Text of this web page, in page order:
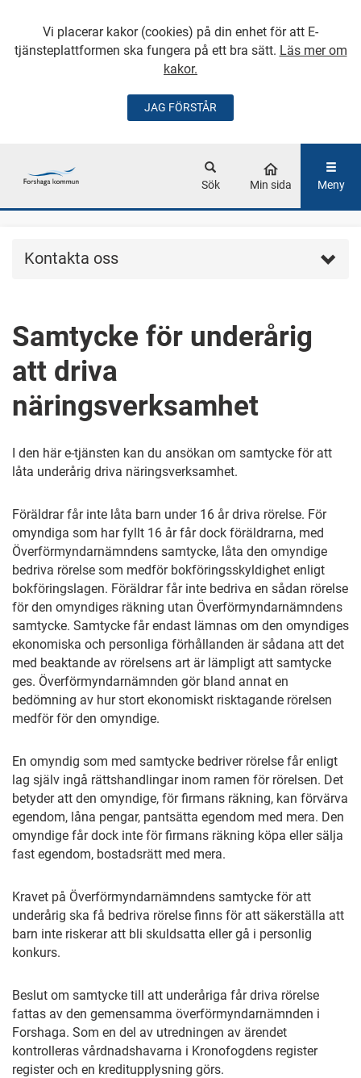
Vi placerar kakor (cookies) på din enhet för att E-
tjänsteplattformen ska fungera på ett bra sätt. Läs mer om
kakor.
JAG FÖRSTÅR
GÅ DIREKT TILL
Sök Min sida Meny
Kontakta oss
Samtycke för underårig
att driva
näringsverksamhet
I den här e-tjänsten kan du ansökan om samtycke för att
låta underårig driva näringsverksamhet.
Föräldrar får inte låta barn under 16 år driva rörelse. För
omyndiga som har fyllt 16 år får dock föräldrarna, med
Överförmyndarnämndens samtycke, låta den omyndige
bedriva rörelse som medför bokföringsskyldighet enligt
bokföringslagen. Föräldrar får inte bedriva en sådan rörelse
för den omyndiges räkning utan Överförmyndarnämndens
samtycke. Samtycke får endast lämnas om den omyndiges
ekonomiska och personliga förhållanden är sådana att det
med beaktande av rörelsens art är lämpligt att samtycke
ges. Överförmyndarnämnden gör bland annat en
bedömning av hur stort ekonomiskt risktagande rörelsen
medför för den omyndige.
En omyndig som med samtycke bedriver rörelse får enligt
lag själv ingå rättshandlingar inom ramen för rörelsen. Det
betyder att den omyndige, för firmans räkning, kan förvärva
egendom, låna pengar, pantsätta egendom med mera. Den
omyndige får dock inte för firmans räkning köpa eller sälja
fast egendom, bostadsrätt med mera.
Kravet på Överförmyndarnämndens samtycke för att
underårig ska få bedriva rörelse finns för att säkerställa att
barn inte riskerar att bli skuldsatta eller gå i personlig
konkurs.
Beslut om samtycke till att underåriga får driva rörelse
fattas av den gemensamma överförmyndarnämnden i
Forshaga. Som en del av utredningen av ärendet
kontrolleras vårdnadshavarna i Kronofogdens register
register och en kreditupplysning görs.